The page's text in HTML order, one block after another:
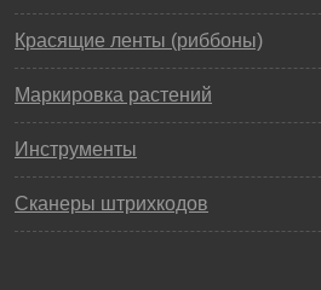
Красящие ленты (риббоны)
Маркировка растений
Инструменты
Сканеры штрихкодов